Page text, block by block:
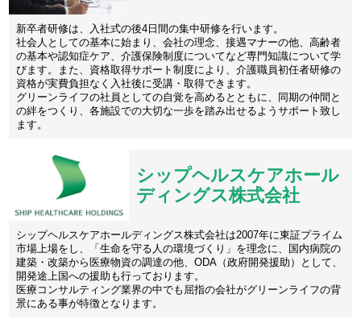
新卒者研修は、入社式の後4日間の集中研修を行います。
社会人としての基本に始まり、会社の理念、接遇マナーの他、高齢者
の基本や認知症ケア、介護保険制度についてなど専門知識について学
びます。また、資格取得サポート制度により、介護職員初任者研修の
資格が実費負担なく入社後に受講・取得できます。
グリーンライフの社員としての自覚を高めるとともに、同期の仲間と
の絆をつくり、各施設での大切な一歩を踏み出せるようサポート致し
ます。
シップヘルスケアホール
ディングス株式会社
シップヘルスケアホールディングス株式会社は2007年に東証プライム
市場上場をし、「生命を守る人の環境づくり」を理念に、国内病院の
建築・改築から医療物資の調達の他、ODA（政府開発援助）として、
開発途上国への援助も行っております。
医療コンサルティング業界の中でも屈指の会社がグリーンライフの背
景にある事が特徴となります。